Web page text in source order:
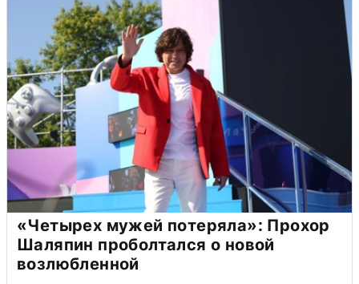
«Четырех мужей потеряла»: Прохор
Шаляпин проболтался о новой
возлюбленной